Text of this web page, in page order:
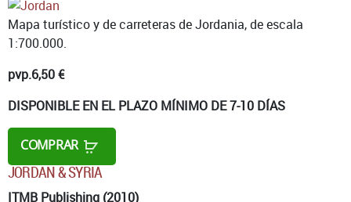
Mapa turístico y de carreteras de Jordania, de escala
1:700.000.
pvp.6,50 €
DISPONIBLE EN EL PLAZO MÍNIMO DE 7-10 DÍAS
COMPRAR
JORDAN & SYRIA
ITMB Publishing (2010)